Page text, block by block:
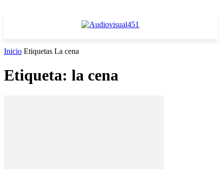
Inicio Etiquetas La cena
Etiqueta: la cena